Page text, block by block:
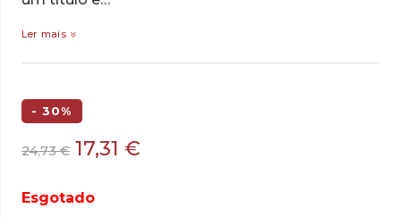
Ler mais
- 30%
24,73€ O
original
17,31 €
Esgotado